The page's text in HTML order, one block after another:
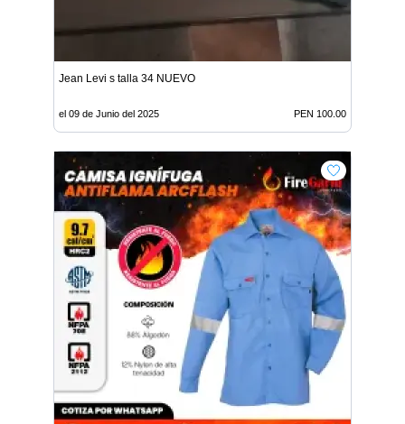
Jean Levi s talla 34 NUEVO
el 09 de Junio del 2025 PEN 100.00